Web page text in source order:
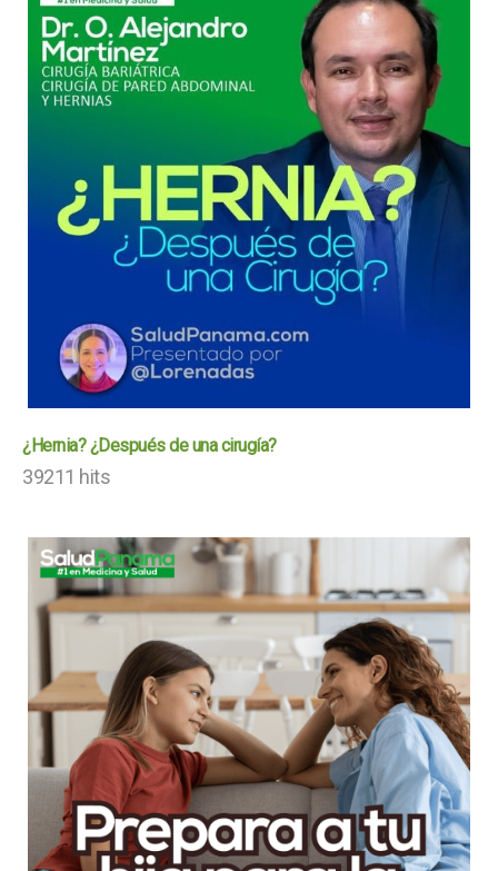
¿Hernia? ¿Después de una cirugía?
39211 hits